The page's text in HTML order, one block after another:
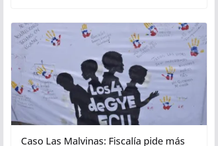
Caso Las Malvinas: Fiscalía pide más